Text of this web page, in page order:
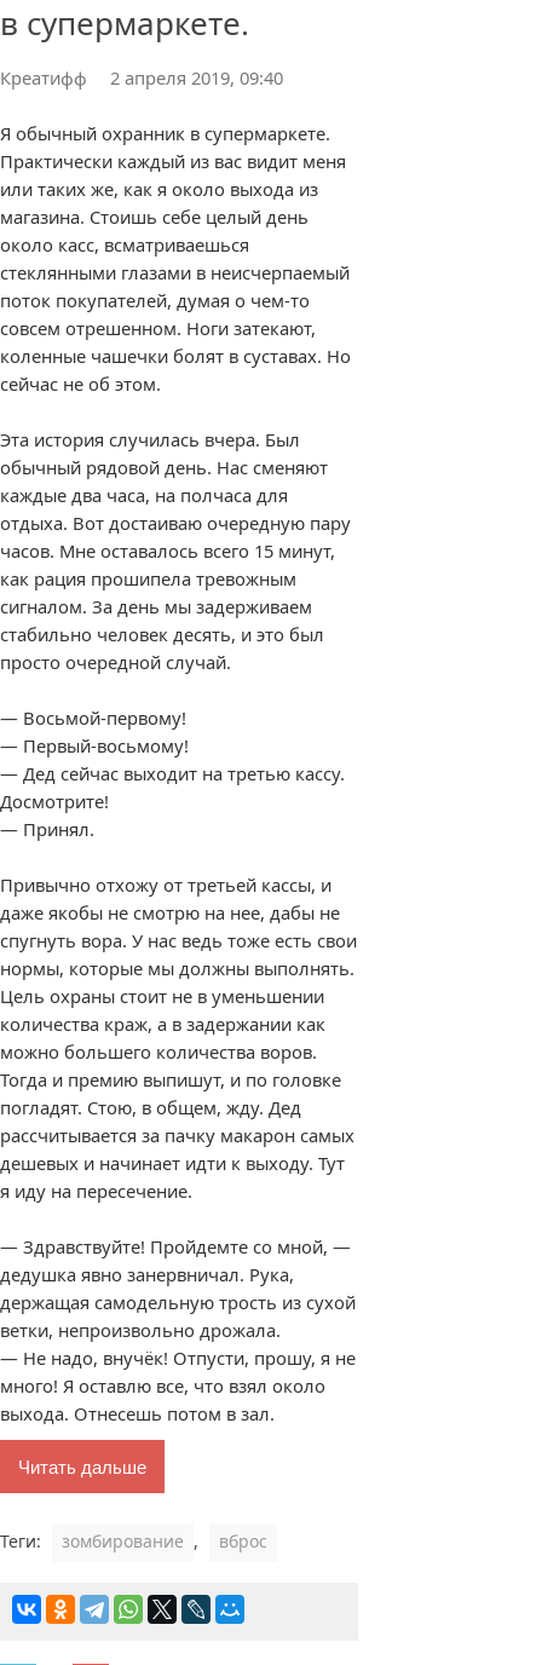
в супермаркете.
Креатифф 2 апреля 2019, 09:40
Я обычный охранник в супермаркете.
Практически каждый из вас видит меня
или таких же, как я около выхода из
магазина. Стоишь себе целый день
около касс, всматриваешься
стеклянными глазами в неисчерпаемый
поток покупателей, думая о чем-то
совсем отрешенном. Ноги затекают,
коленные чашечки болят в суставах. Но
сейчас не об этом.
Эта история случилась вчера. Был
обычный рядовой день. Нас сменяют
каждые два часа, на полчаса для
отдыха. Вот достаиваю очередную пару
часов. Мне оставалось всего 15 минут,
как рация прошипела тревожным
сигналом. За день мы задерживаем
стабильно человек десять, и это был
просто очередной случай.
— Восьмой-первому!
— Первый-восьмому!
— Дед сейчас выходит на третью кассу.
Досмотрите!
— Принял.
Привычно отхожу от третьей кассы, и
даже якобы не смотрю на нее, дабы не
спугнуть вора. У нас ведь тоже есть свои
нормы, которые мы должны выполнять.
Цель охраны стоит не в уменьшении
количества краж, а в задержании как
можно большего количества воров.
Тогда и премию выпишут, и по головке
погладят. Стою, в общем, жду. Дед
рассчитывается за пачку макарон самых
дешевых и начинает идти к выходу. Тут
я иду на пересечение.
— Здравствуйте! Пройдемте со мной, —
дедушка явно занервничал. Рука,
держащая самодельную трость из сухой
ветки, непроизвольно дрожала.
— Не надо, внучёк! Отпусти, прошу, я не
много! Я оставлю все, что взял около
выхода. Отнесешь потом в зал.
Читать дальше
Теги: зомбирование , вброс